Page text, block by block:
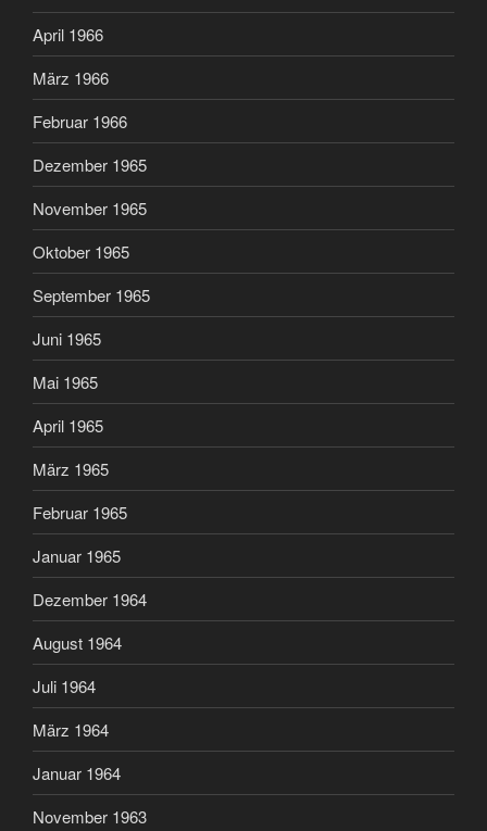
April 1966
März 1966
Februar 1966
Dezember 1965
November 1965
Oktober 1965
September 1965
Juni 1965
Mai 1965
April 1965
März 1965
Februar 1965
Januar 1965
Dezember 1964
August 1964
Juli 1964
März 1964
Januar 1964
November 1963